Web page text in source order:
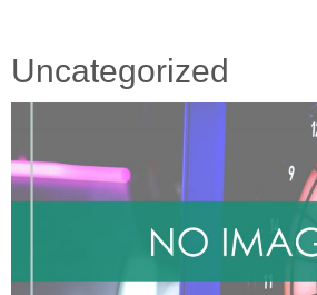
Uncategorized